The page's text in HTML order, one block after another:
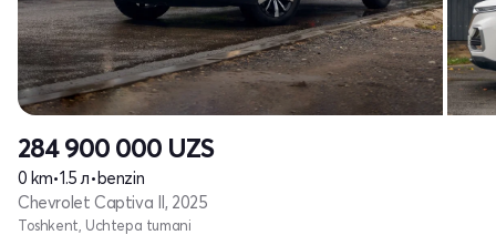
284 900 000 UZS
0 km•1.5 л•benzin
Chevrolet Captiva II, 2025
Toshkent, Uchtepa tumani